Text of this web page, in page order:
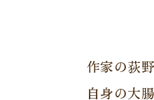
作家の荻
自身の大